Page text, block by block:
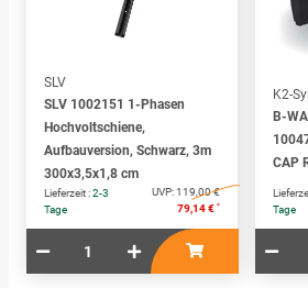
SLV
SLV 1002151 1-Phasen
Hochvoltschiene,
Aufbauversion, Schwarz, 3m
300x3,5x1,8 cm
Lieferzeit :2-3
Tage
UVP:119,00 €
79,14 € *
K2-
B-
CAP
Tage